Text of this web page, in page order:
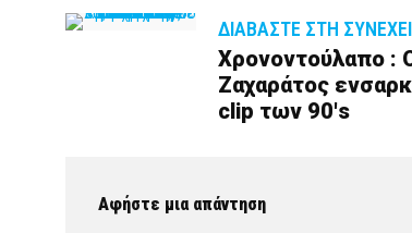
ΔΙΑΒΆΣΤΕ ΣΤΗ
Χρονοντούλαπο :
Ζαχαράτος
clip των 90's
Αφήστε μια απάντηση